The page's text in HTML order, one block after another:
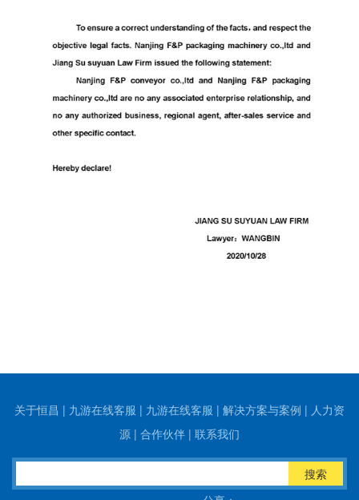
关于恒昌 | 九游在线客服 | 九游在线客服 | 解决方案与案例 | 人力资
源 | 合作伙伴 | 联系我们
搜索